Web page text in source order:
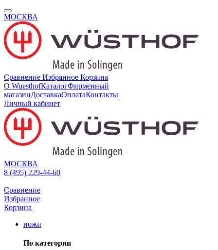
МОСКВА
Сравнение Избранное Корзина
О WuesthofКаталогФирменный
магазинДоставкаОплатаКонтакты
Личный кабинет
МОСКВА
8 (495) 229-44-60
Сравнение
Избранное
Корзина
ножи
По категории